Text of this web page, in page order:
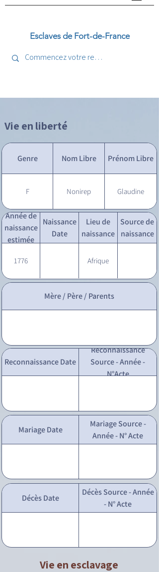
Esclaves de Fort-de-France
Vie en liberté
Genre Nom Libre Prénom Libre
F Nonirep Glaudine
Année de
naissance
estimée
Naissance
Date
Lieu de
naissance
Source de
naissance
1776 Afrique
Mère / Père / Parents
Reconnaissance Date
Reconnaissance
Source - Année -
N°Acte
Mariage Date
Mariage Source -
Année - N° Acte
Décès Date
Décès Source - Année
- N° Acte
Vie en esclavage